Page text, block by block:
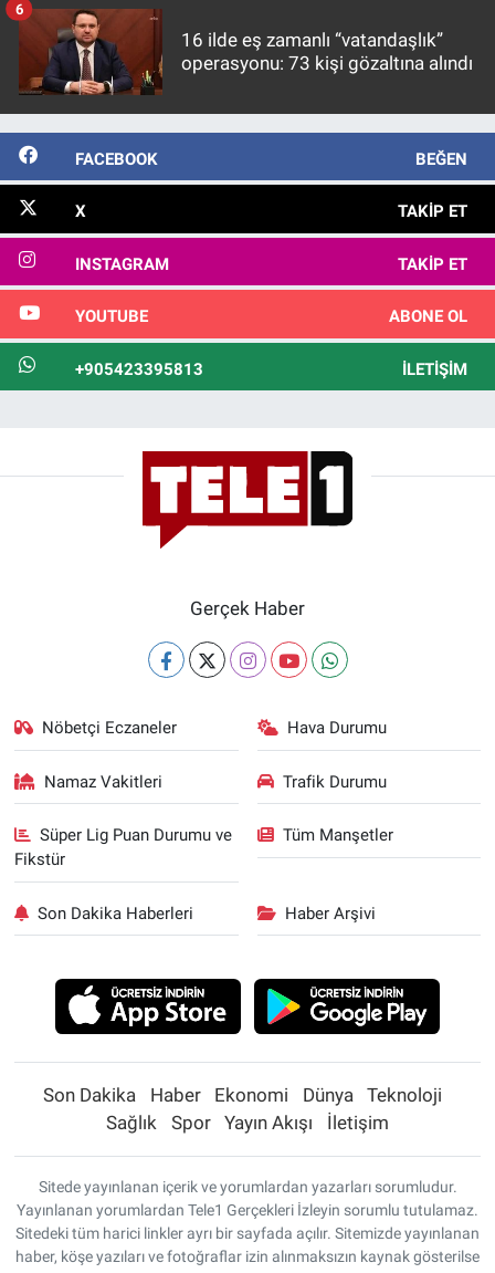
16 ilde eş zamanlı “vatandaşlık”
operasyonu: 73 kişi gözaltına alındı
6
FACEBOOK BEĞEN
X TAKIP ET
INSTAGRAM TAKIP ET
YOUTUBE ABONE OL
+905423395813 İLETIŞIM
Gerçek Haber
Nöbetçi Eczaneler Hava Durumu
Namaz Vakitleri Trafik Durumu
Süper Lig Puan Durumu ve
Fikstür
Tüm Manşetler
Son Dakika Haberleri Haber Arşivi
Son Dakika Haber Ekonomi Dünya
Teknoloji
Sağlık
Spor Yayın Akışı İletişim
Sitede yayınlanan içerik ve yorumlardan yazarları sorumludur.
Yayınlanan yorumlardan Tele1 Gerçekleri İzleyin sorumlu tutulamaz.
Sitedeki tüm harici linkler ayrı bir sayfada açılır. Sitemizde yayınlanan
haber, köşe yazıları ve fotoğraflar izin alınmaksızın kaynak gösterilse